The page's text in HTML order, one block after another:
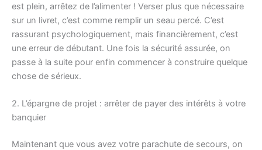
est plein, arrêtez de l’alimenter ! Verser plus que nécessaire
sur un livret, c’est comme remplir un seau percé. C’est
rassurant psychologiquement, mais financièrement, c’est
une erreur de débutant. Une fois la sécurité assurée, on
passe à la suite pour enfin commencer à construire quelque
chose de sérieux.
2. L’épargne de projet : arrêter de payer des intérêts à votre
banquier
Maintenant que vous avez votre parachute de secours, on